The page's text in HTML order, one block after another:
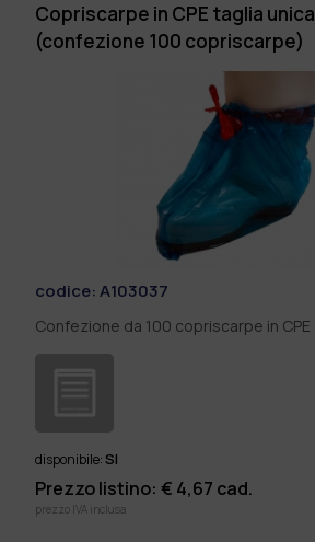
Copriscarpe in CPE taglia unica
(confezione 100 copriscarpe)
codice:A103037
Confezione da 100 copriscarpe in CPE
disponibile:SI
Prezzo listino: € 4,67 cad.
prezzo IVA inclusa